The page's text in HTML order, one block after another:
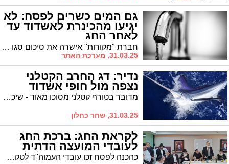
גם המים כשרים לפסח: לא
יגיעו מהכינרת לאשדוד עד
לאחר החג
חברת "מקורות" אישרה את סיכום סגן ראש העיר הרב וינגרטן עם מנכ"ל העיריה להרחיב את טווח הזמן שבו יסופקו לעיר מים שאינם מהכינרת, במטרה למנוע חששות כשרות
31.03.25, מערכת האתר
נדיר: דג החרב הקטלני
נצפה מול חופי אשדוד
מדובר בטורף קטלני מסוכן מאוד - שיכול להגיע לאורך של 4.5 מטרים. הוא לא מאויים כמעט על ידי יריבים אחרים. באשדוד הוא התגלה במהלך סקר ימי של עמותת דלפיס במרחק של 6 ק"מ מהחוף
31.03.25, שחר כחלון
לקראת החג: ברכת החג
לעובדי המועצה הדתית
כהכנה לפסח זכו עובדי העמוה"ד לטקס היערכות לחג. מה שמעו שם?